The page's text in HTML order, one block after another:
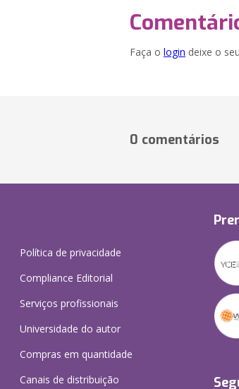
Faça o login deixe o
0 comentários
Política de privacidade
Compliance Editorial
Serviços profissionais
Universidade do autor
Compras em quantidade
Canais de distribuição